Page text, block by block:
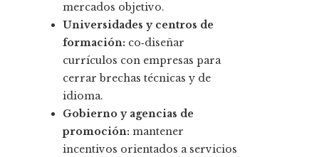
mercados objetivo.
Universidades y centros de
formación: co‑diseñar
currículos con empresas para
cerrar brechas técnicas y de
idioma.
Gobierno y agencias de
promoción: mantener
incentivos orientados a servicios